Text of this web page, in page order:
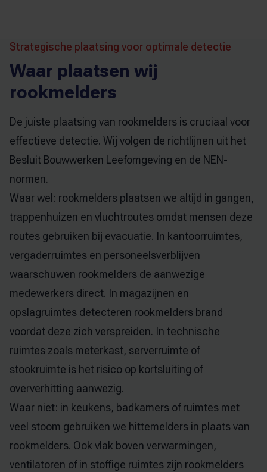
Strategische plaatsing voor optimale detectie
Waar plaatsen wij
rookmelders
De juiste plaatsing van rookmelders is cruciaal voor
effectieve detectie. Wij volgen de richtlijnen uit het
Besluit Bouwwerken Leefomgeving en de NEN-
normen.
Waar wel: rookmelders plaatsen we altijd in gangen,
trappenhuizen en vluchtroutes omdat mensen deze
routes gebruiken bij evacuatie. In kantoorruimtes,
vergaderruimtes en personeelsverblijven
waarschuwen rookmelders de aanwezige
medewerkers direct. In magazijnen en
opslagruimtes detecteren rookmelders brand
voordat deze zich verspreiden. In technische
ruimtes zoals meterkast, serverruimte of
stookruimte is het risico op kortsluiting of
oververhitting aanwezig.
Waar niet: in keukens, badkamers of ruimtes met
veel stoom gebruiken we hittemelders in plaats van
rookmelders. Ook vlak boven verwarmingen,
ventilatoren of in stoffige ruimtes zijn rookmelders